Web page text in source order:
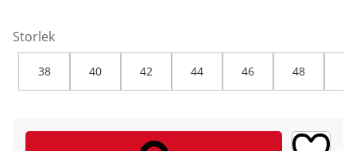
Storlek
38 40 42 44 46 48